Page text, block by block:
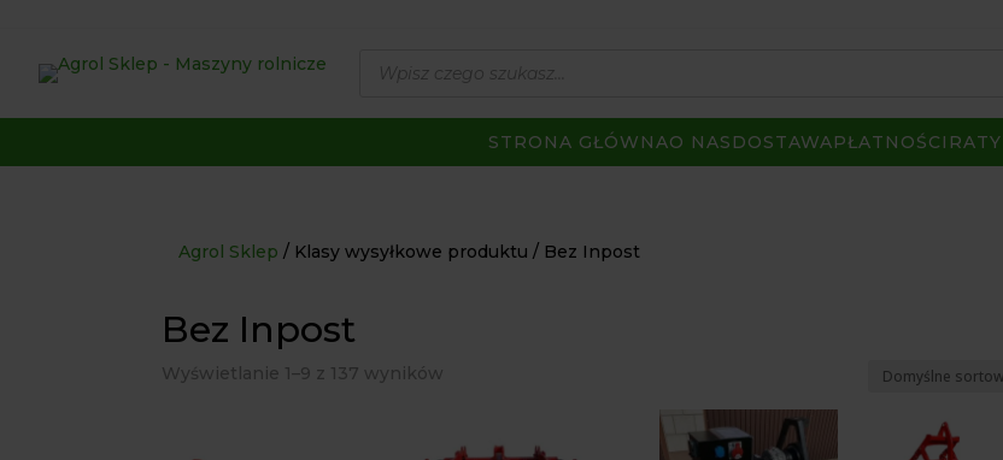
produktów
STRONA GŁÓWNAO NAS DOSTAWAPŁATNOŚCI RATY
Agrol Sklep Klasy wysyłkowe produktu Bez Inpost
Bez Inpost
Wyświetlanie 1–9 z 137 wyników